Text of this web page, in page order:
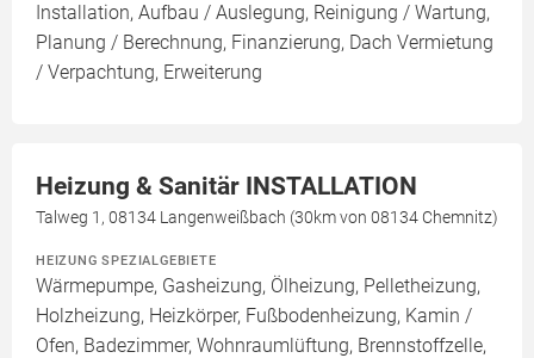
Installation, Aufbau / Auslegung, Reinigung / Wartung,
Planung / Berechnung, Finanzierung, Dach Vermietung
/ Verpachtung, Erweiterung
Heizung & Sanitär INSTALLATION
Talweg 1, 08134 Langenweißbach (30km von 08134 Chemnitz)
HEIZUNG SPEZIALGEBIETE
Wärmepumpe, Gasheizung, Ölheizung, Pelletheizung,
Holzheizung, Heizkörper, Fußbodenheizung, Kamin /
Ofen, Badezimmer, Wohnraumlüftung, Brennstoffzelle,